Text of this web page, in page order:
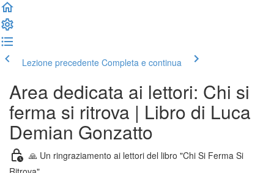
Lezione precedente Completa e continua
Area dedicata ai lettori: Chi si
ferma si ritrova | Libro di Luca
Demian Gonzatto
🙏 Un ringraziamento ai lettori del libro "Chi Si Ferma Si